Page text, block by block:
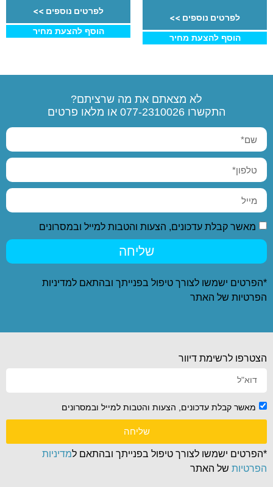
לפרטים נוספים >>
הוסף להצעת מחיר
לפרטים נוספים >>
הוסף להצעת מחיר
לא מצאתם את מה שרציתם?
התקשרו 077-2310026 או מלאו פרטים
מאשר קבלת עדכונים, הצעות והטבות למייל ובמסרונים
שליחה
*הפרטים ישמשו לצורך טיפול בפנייתך ובהתאם למדיניות
הפרטיות של האתר
הצטרפו לרשימת דיוור
מאשר קבלת עדכונים, הצעות והטבות למייל ובמסרונים
שליחה
*הפרטים ישמשו לצורך טיפול בפנייתך ובהתאם למדיניות
הפרטיות של האתר